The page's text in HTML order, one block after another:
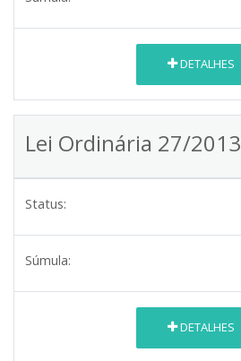
DETALHES
Lei Ordinária 27/2013
Status:
Súmula:
DETALHES